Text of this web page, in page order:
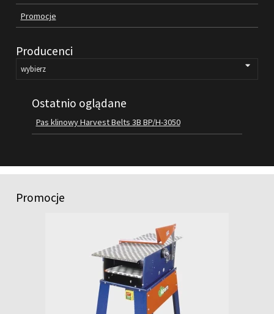
KATALOGI
OBRABIARKI DO DREWNA
SILNIKI ELEKTRYCZNE
KONTAKT
Promocje
Producenci
Ostatnio oglądane
Pas klinowy Harvest Belts 3B BP/H-3050
Promocje